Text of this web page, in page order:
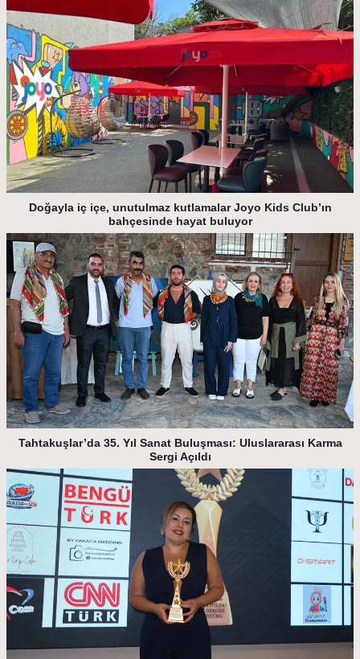
Doğayla iç içe, unutulmaz kutlamalar Joyo Kids Club’ın
bahçesinde hayat buluyor
Tahtakuşlar’da 35. Yıl Sanat Buluşması: Uluslararası Karma
Sergi Açıldı